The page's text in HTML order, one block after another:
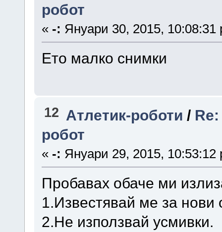
робот
« -: Януари 30, 2015, 10:08:31
Ето малко снимки
12 Атлетик-роботи /
робот
« -: Януари 29, 2015, 10:53:12
Пробавах обаче ми
1.Известявай ме за нови
2.Не използвай усмивки.